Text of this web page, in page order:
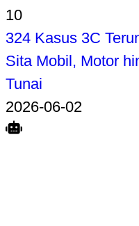
10
324 Kasus 3C
Sita Mobil, Motor
Tunai
2026-06-02